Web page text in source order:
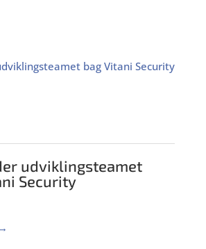
udviklingsteamet
Security